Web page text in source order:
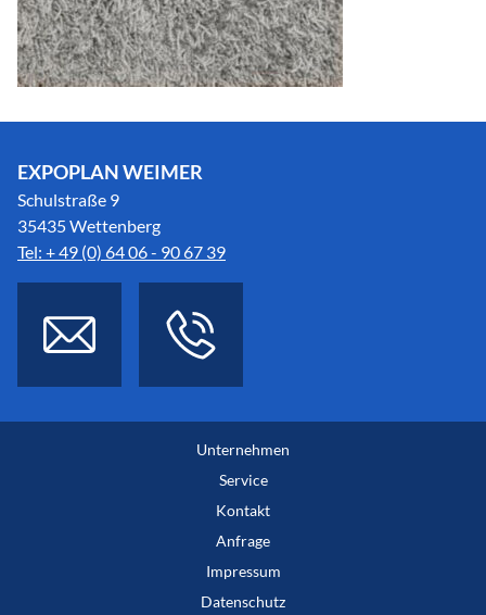
EXPOPLAN WEIMER
Schulstraße 9
35435 Wettenberg
Tel: + 49 (0) 64 06 - 90 67 39
Unternehmen
Service
Kontakt
Anfrage
Impressum
Datenschutz